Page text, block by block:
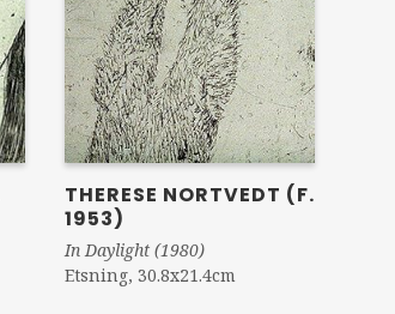
THERESE NORTVEDT (F.
1953)
In Daylight (1980)
Etsning, 30.8x21.4cm